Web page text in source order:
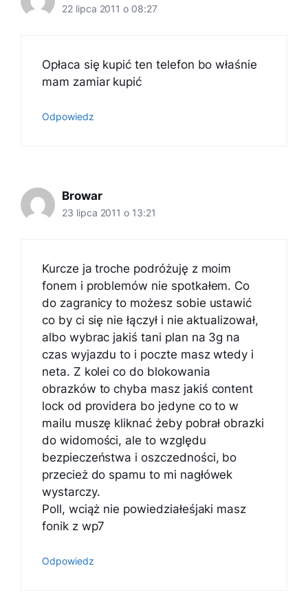
22 lipca 2011 o 08:27
Opłaca się kupić ten telefon bo właśnie
mam zamiar kupić
Odpowiedz
Browar
23 lipca 2011 o 13:21
Kurcze ja troche podróżuję z moim
fonem i problemów nie spotkałem. Co
do zagranicy to możesz sobie ustawić
co by ci się nie łączył i nie aktualizował,
albo wybrac jakiś tani plan na 3g na
czas wyjazdu to i poczte masz wtedy i
neta. Z kolei co do blokowania
obrazków to chyba masz jakiś content
lock od providera bo jedyne co to w
mailu muszę kliknać żeby pobrał obrazki
do widomości, ale to względu
bezpieczeństwa i oszczedności, bo
przecież do spamu to mi nagłówek
wystarczy.
Poll, wciąż nie powiedziałeśjaki masz
fonik z wp7
Odpowiedz